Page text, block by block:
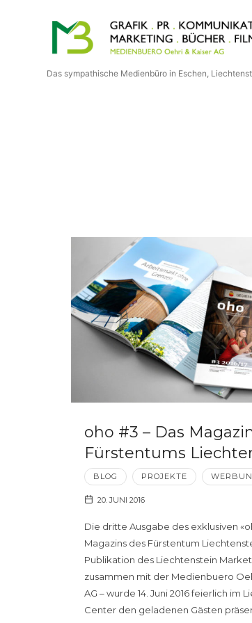
Oehri
Das sympathische Medienbüro in Eschen,
oho #3 – Das
Fürstentums
BLOG PROJEKTE
20. JUNI 2016
Die dritte Ausgabe des exklusiven
Magazins des Fürstentum
Publikation des Liechtenstein
zusammen mit der Medienbuero
AG – wurde 14. Juni 2016 feierlich im
Center den geladenen Gästen